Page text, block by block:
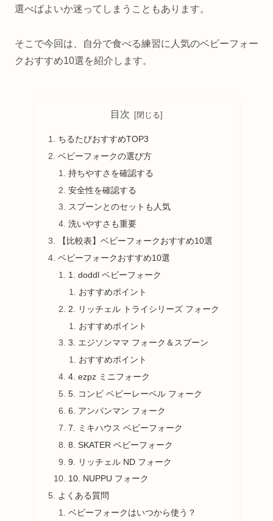
選べばよいか迷ってしまうこともあります。
そこで今回は、自分で食べる練習に人気のベビーフォー
クおすすめ10選を紹介します。
目次
ちるたびおすすめTOP3
ベビーフォークの選び方
持ちやすさを確認する
安全性を確認する
スプーンとのセットも人気
洗いやすさも重要
【比較表】ベビーフォークおすすめ10選
ベビーフォークおすすめ10選
1. doddl ベビーフォーク
おすすめポイント
2. リッチェル トライシリーズ フォーク
おすすめポイント
3. エジソンママ フォーク＆スプーン
おすすめポイント
4. ezpz ミニフォーク
5. コンビ ベビーレーベル フォーク
6. アンパンマン フォーク
7. ミキハウス ベビーフォーク
8. SKATER ベビーフォーク
9. リッチェル ND フォーク
10. NUPPU フォーク
よくある質問
ベビーフォークはいつから使う？